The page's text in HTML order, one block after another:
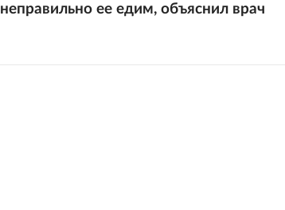
неправильно ее едим, объяснил врач